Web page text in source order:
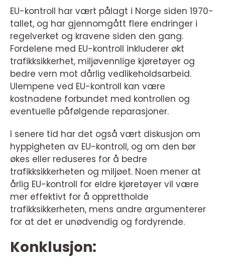
EU-kontroll har vært pålagt i Norge siden 1970-
tallet, og har gjennomgått flere endringer i
regelverket og kravene siden den gang.
Fordelene med EU-kontroll inkluderer økt
trafikksikkerhet, miljøvennlige kjøretøyer og
bedre vern mot dårlig vedlikeholdsarbeid.
Ulempene ved EU-kontroll kan være
kostnadene forbundet med kontrollen og
eventuelle påfølgende reparasjoner.
I senere tid har det også vært diskusjon om
hyppigheten av EU-kontroll, og om den bør
økes eller reduseres for å bedre
trafikksikkerheten og miljøet. Noen mener at
årlig EU-kontroll for eldre kjøretøyer vil være
mer effektivt for å opprettholde
trafikksikkerheten, mens andre argumenterer
for at det er unødvendig og fordyrende.
Konklusjon: